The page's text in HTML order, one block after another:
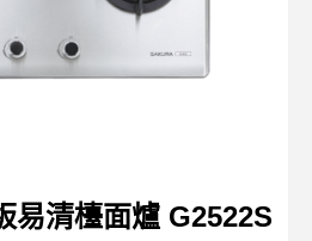
易清檯面爐 G2522S